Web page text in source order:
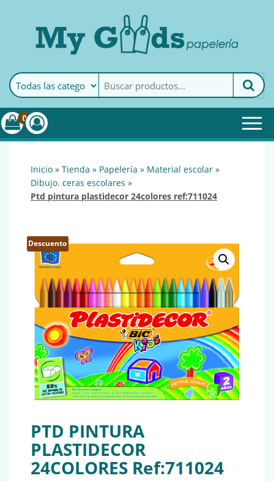
MyGoods · PapeleríaMy Goods es tu papelería
online de confianza. Podrás
encontrar todo lo necesario
0
inicio » tienda » papelería » material escolar »
dibujo. ceras escolares »
ptd pintura plastidecor 24colores ref:711024
Descuento
PTD PINTURA
PLASTIDECOR
24COLORES Ref:711024